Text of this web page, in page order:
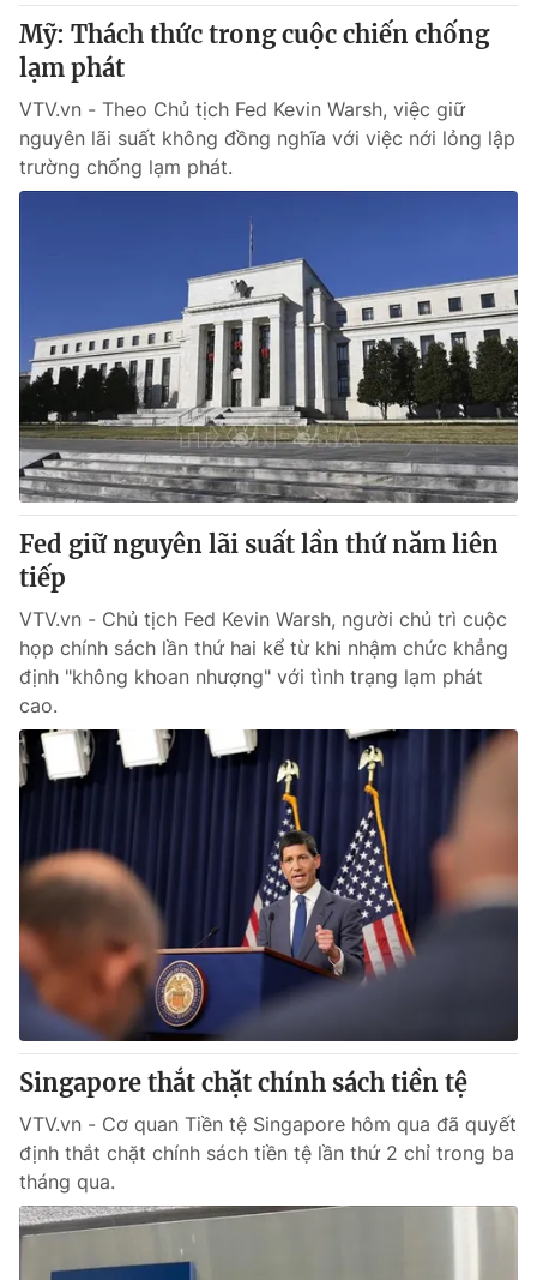
Mỹ: Thách thức trong cuộc chiến chống
lạm phát
VTV.vn - Theo Chủ tịch Fed Kevin Warsh, việc giữ
nguyên lãi suất không đồng nghĩa với việc nới lỏng lập
trường chống lạm phát.
Fed giữ nguyên lãi suất lần thứ năm liên
tiếp
VTV.vn - Chủ tịch Fed Kevin Warsh, người chủ trì cuộc
họp chính sách lần thứ hai kể từ khi nhậm chức khẳng
định "không khoan nhượng" với tình trạng lạm phát
cao.
Singapore thắt chặt chính sách tiền tệ
VTV.vn - Cơ quan Tiền tệ Singapore hôm qua đã quyết
định thắt chặt chính sách tiền tệ lần thứ 2 chỉ trong ba
tháng qua.